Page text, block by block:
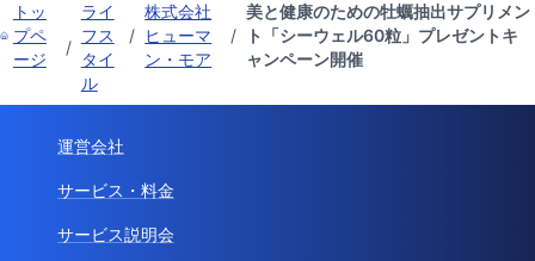
トッ
プペ
ージ
/
ライ
フス
タイ
ル
/
株式会社
ヒューマ
ン・モア
/
美と健康のための牡蠣抽出サプリメン
ト「シーウェル60粒」プレゼントキ
ャンペーン開催
運営会社
サービス・料金
サービス説明会